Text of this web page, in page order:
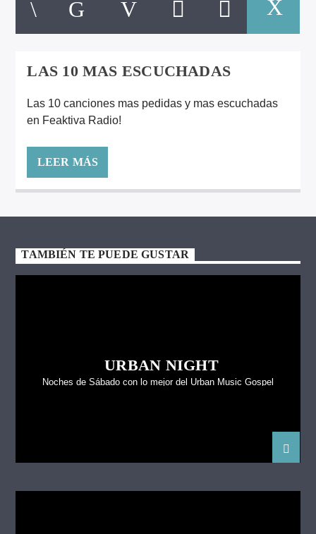
LAS 10 MAS ESCUCHADAS
Las 10 canciones mas pedidas y mas escuchadas
en Feaktiva Radio!
LEER MÁS
TAMBIÉN TE PUEDE GUSTAR
URBAN NIGHT
Noches de Sábado con lo mejor del Urban Music Gospel